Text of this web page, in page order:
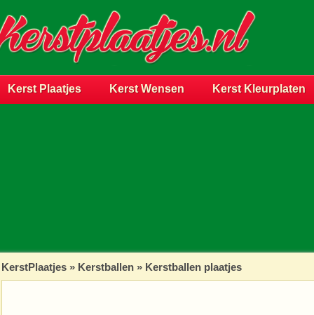
Kerst Plaatjes Kerst Wensen Kerst Kleurplaten
KerstPlaatjes » Kerstballen » Kerstballen plaatjes